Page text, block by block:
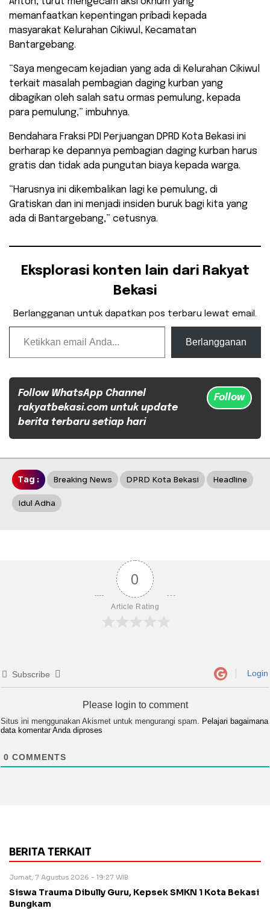
memanfaatkan kepentingan pribadi kepada
masyarakat Kelurahan Cikiwul, Kecamatan
Bantargebang.
“Saya mengecam kejadian yang ada di Kelurahan Cikiwul
terkait masalah pembagian daging kurban yang
dibagikan oleh salah satu ormas pemulung, kepada
para pemulung,” imbuhnya.
Bendahara Fraksi PDI Perjuangan DPRD Kota Bekasi ini
berharap ke depannya pembagian daging kurban harus
gratis dan tidak ada pungutan biaya kepada warga.
“Harusnya ini dikembalikan lagi ke pemulung, di
Gratiskan dan ini menjadi insiden buruk bagi kita yang
ada di Bantargebang,” cetusnya.
Eksplorasi konten lain dari Rakyat
Bekasi
Berlangganan untuk dapatkan pos terbaru lewat email.
Ketikkan email Anda...
Berlangganan
Follow WhatsApp Channel
rakyatbekasi.com untuk update
berita terbaru setiap hari
Follow
Tag : Breaking News DPRD Kota Bekasi Headline
Idul Adha
0
Article Rating
Subscribe Login
Please login to comment
Situs ini menggunakan Akismet untuk mengurangi spam. Pelajari bagaimana
data komentar Anda diproses
0 COMMENTS
BERITA TERKAIT
Jumat, 7 Agustus 2026 - 19:27 WIB
Siswa Trauma Dibully Guru, Kepsek SMKN 1 Kota Bekasi
Bungkam